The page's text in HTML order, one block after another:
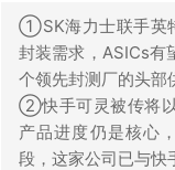
①SK海力士联手英
封装需求，ASICs有
个领先封测厂的头部
②快手可灵被传将
产品进度仍是核心
段，这家公司已与快